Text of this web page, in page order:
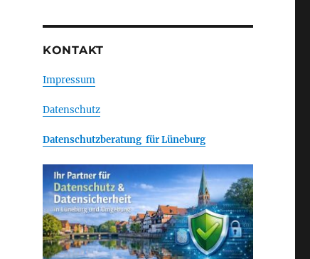
KONTAKT
Impressum
Datenschutz
Datenschutzberatung für Lüneburg